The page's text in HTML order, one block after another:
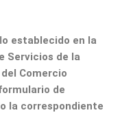
establecido en la
Servicios de la
Comercio
de
la correspondiente